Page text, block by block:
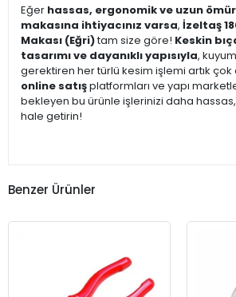
Eğer hassas, ergonomik ve uzun
makasına ihtiyacınız varsa, İzeltaş
Makası (Eğri)tam size göre! Keskin
tasarımı ve dayanıklı yapısıyla,
gerektiren her türlü kesim işlemi artık
online satışplatformları ve yapı
bekleyen bu ürünle işlerinizi daha
hale getirin!
Benzer Ürünler